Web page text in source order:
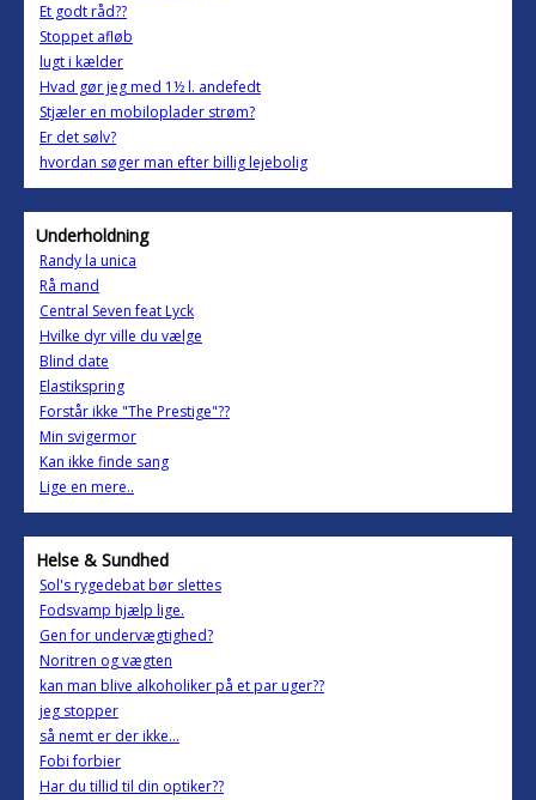
Et godt råd??
Stoppet afløb
lugt i kælder
Hvad gør jeg med 1½ l. andefedt
Stjæler en mobiloplader strøm?
Er det sølv?
hvordan søger man efter billig lejebolig
Underholdning
Randy la unica
Rå mand
Central Seven feat Lyck
Hvilke dyr ville du vælge
Blind date
Elastikspring
Forstår ikke "The Prestige"??
Min svigermor
Kan ikke finde sang
Lige en mere..
Helse & Sundhed
Sol's rygedebat bør slettes
Fodsvamp hjælp lige.
Gen for undervægtighed?
Noritren og vægten
kan man blive alkoholiker på et par uger??
jeg stopper
så nemt er der ikke...
Fobi forbier
Har du tillid til din optiker??